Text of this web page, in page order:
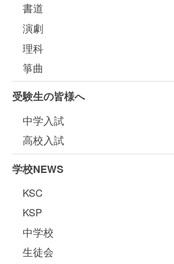
書道
演劇
理科
箏曲
受験生の皆様へ
中学入試
高校入試
学校NEWS
KSC
KSP
中学校
生徒会